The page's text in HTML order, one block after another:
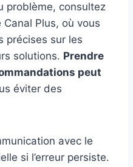
problème, consultez
Plus, où vous
précises sur les
solutions. Prendre
peut
éviter des
avec le
si l’erreur persiste.